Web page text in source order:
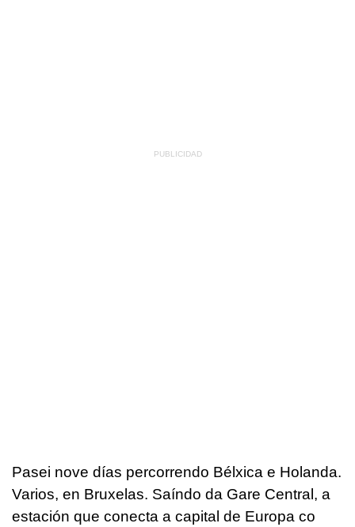
Pasei nove días percorrendo Bélxica e Holanda.
Varios, en Bruxelas. Saíndo da Gare Central, a
estación que conecta a capital de Europa co